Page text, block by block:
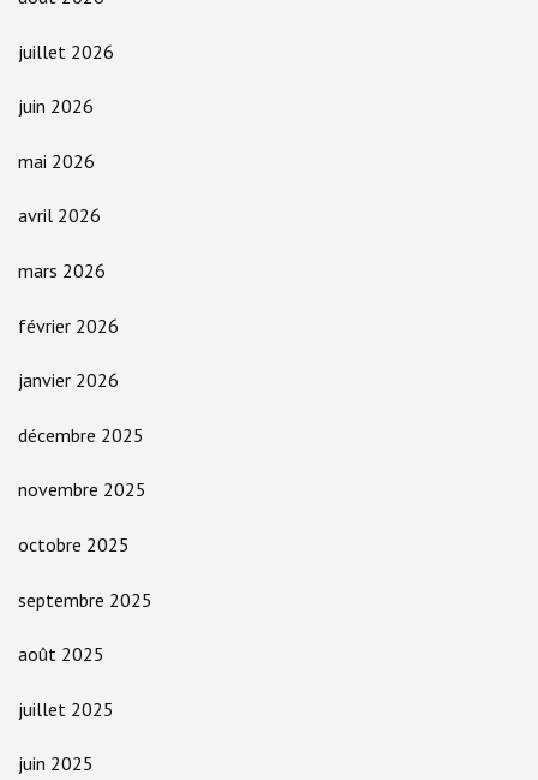
juillet 2026
juin 2026
mai 2026
avril 2026
mars 2026
février 2026
janvier 2026
décembre 2025
novembre 2025
octobre 2025
septembre 2025
août 2025
juillet 2025
juin 2025